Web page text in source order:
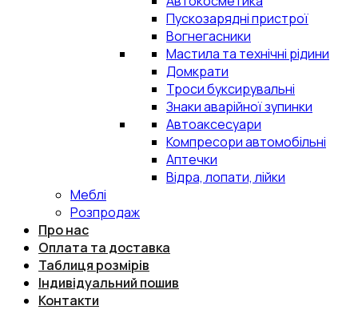
Пускозарядні пристрої
Вогнегасники
Мастила та технічні рідини
Домкрати
Троси буксирувальні
Знаки аварійної зупинки
Автоаксесуари
Компресори автомобільні
Аптечки
Відра, лопати, лійки
Меблі
Розпродаж
Про нас
Оплата та доставка
Таблиця розмірів
Індивідуальний пошив
Контакти